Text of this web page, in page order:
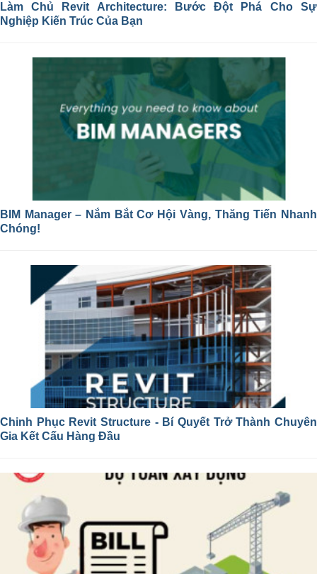
Làm Chủ Revit Architecture: Bước Đột Phá Cho Sự
Nghiệp Kiến Trúc Của Bạn
BIM Manager – Nắm Bắt Cơ Hội Vàng, Thăng Tiến Nhanh
Chóng!
Chinh Phục Revit Structure - Bí Quyết Trở Thành Chuyên
Gia Kết Cấu Hàng Đầu